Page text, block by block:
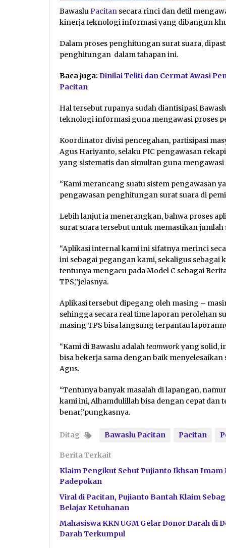
BawasluPacitan secara rinci dan detil
kinerja teknologi informasi yang dibangun
Dalam proses penghitungan surat suara,
penghitungan dalam tahapan ini.
Baca juga: Dinilai Teliti dan Cermat Awasi
Pacitan
Hal tersebut rupanya sudah diantisipasi
teknologi informasi guna mengawasi proses
Koordinator divisi pencegahan, partisipasi
Agus Hariyanto, selaku PIC pengawasan
yang sistematis dan simultan guna
“Kami merancang suatu sistem pengawasan
pengawasan penghitungan surat suara di
Lebih lanjut ia menerangkan, bahwa proses
surat suara tersebut untuk memastikan
“Aplikasi internal kami ini sifatnya merinci
ini sebagai pegangan kami, sekaligus
tentunya mengacu pada Model C sebagai
TPS,”jelasnya.
Aplikasi tersebut dipegang oleh masing –
sehingga secara real time laporan perolehan
masing TPS bisa langsung terpantau
“Kami di Bawaslu adalahteamworkyang solid,
bisa bekerja sama dengan baik menyelesaikan
Agus.
“Tentunya banyak masalah di lapangan,
kami ini, Alhamdulillah bisa dengan cepat dan
benar,”pungkasnya.
Ditag Bawaslu Pacitan Pacitan
Berita Terkait
Klaim Pengikut Sebut Pujianto Ikhsan
Padepokan
Viral di Pacitan, Pujianto Bantah Klaim
Belajar Ketuhanan
Mahasiswa KKN UGM Gelar Donor Darah di
Darah Terkumpul